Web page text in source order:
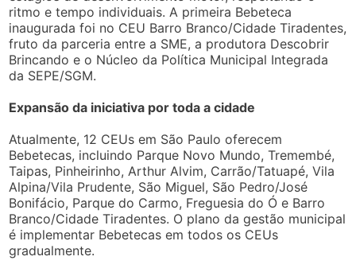
ritmo e tempo individuais. A primeira Bebeteca
inaugurada foi no CEU Barro Branco/Cidade Tiradentes,
fruto da parceria entre a SME, a produtora Descobrir
Brincando e o Núcleo da Política Municipal Integrada
da SEPE/SGM.
Expansão da iniciativa por toda a cidade
Atualmente, 12 CEUs em São Paulo oferecem
Bebetecas, incluindo Parque Novo Mundo, Tremembé,
Taipas, Pinheirinho, Arthur Alvim, Carrão/Tatuapé, Vila
Alpina/Vila Prudente, São Miguel, São Pedro/José
Bonifácio, Parque do Carmo, Freguesia do Ó e Barro
Branco/Cidade Tiradentes. O plano da gestão municipal
é implementar Bebetecas em todos os CEUs
gradualmente.